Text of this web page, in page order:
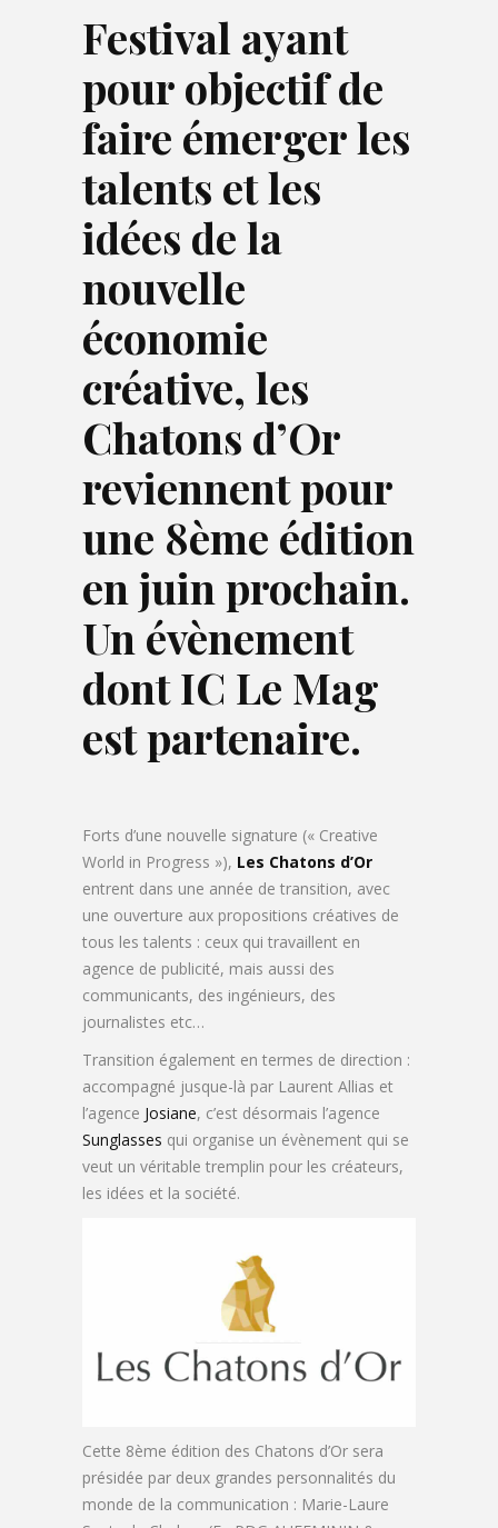
Festival ayant
pour objectif de
faire émerger les
talents et les
idées de la
nouvelle
économie
créative, les
Chatons d’Or
reviennent pour
une 8ème édition
en juin prochain.
Un évènement
dont IC Le Mag
est partenaire.
Forts d’une nouvelle signature (« Creative
World in Progress »), Les Chatons d’Or
entrent dans une année de transition, avec
une ouverture aux propositions créatives de
tous les talents : ceux qui travaillent en
agence de publicité, mais aussi des
communicants, des ingénieurs, des
journalistes etc…
Transition également en termes de direction :
accompagné jusque-là par Laurent Allias et
l’agence Josiane, c’est désormais l’agence
Sunglasses qui organise un évènement qui se
veut un véritable tremplin pour les créateurs,
les idées et la société.
Cette 8ème édition des Chatons d’Or sera
présidée par deux grandes personnalités du
monde de la communication : Marie-Laure